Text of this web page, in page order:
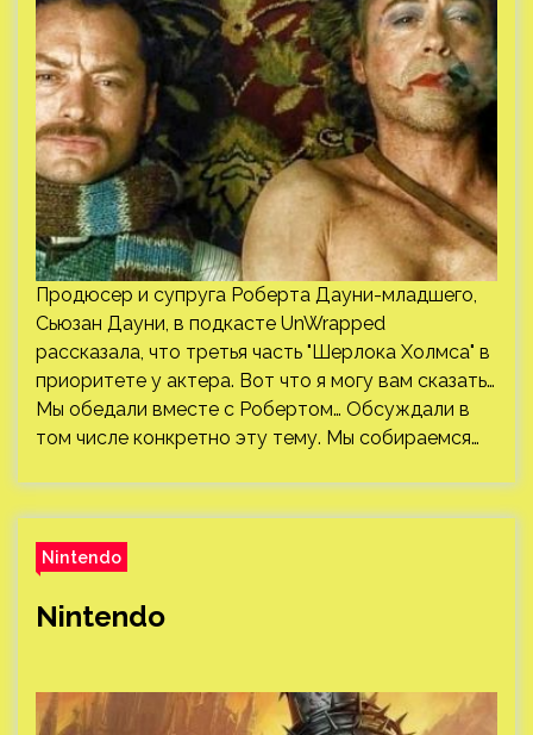
Продюсер и супруга Роберта Дауни-младшего,
Сьюзан Дауни, в подкасте UnWrapped
рассказала, что третья часть "Шерлока Холмса" в
приоритете у актера. Вот что я могу вам сказать…
Мы обедали вместе с Робертом… Обсуждали в
том числе конкретно эту тему. Мы собираемся…
Nintendo
Nintendo